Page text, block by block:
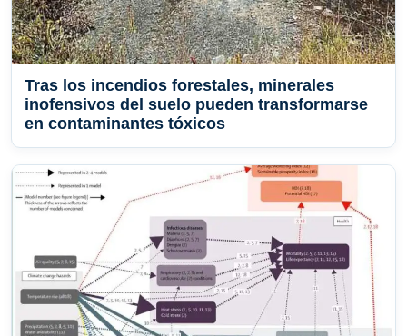
Tras los incendios forestales, minerales
inofensivos del suelo pueden transformarse
en contaminantes tóxicos